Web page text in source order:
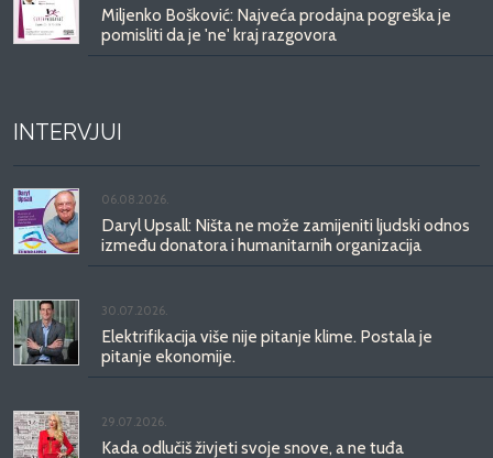
Miljenko Bošković: Najveća prodajna pogreška je
pomisliti da je 'ne' kraj razgovora
INTERVJUI
06.08.2026.
Daryl Upsall: Ništa ne može zamijeniti ljudski odnos
između donatora i humanitarnih organizacija
30.07.2026.
Elektrifikacija više nije pitanje klime. Postala je
pitanje ekonomije.
29.07.2026.
Kada odlučiš živjeti svoje snove, a ne tuđa